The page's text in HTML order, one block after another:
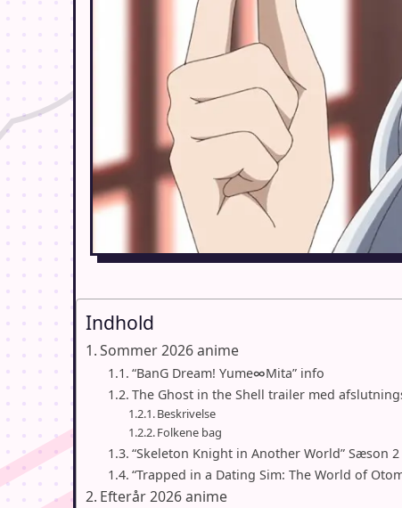
Indhold
Sommer 2026 anime
“BanG Dream! Yume∞Mita” info
The Ghost in the Shell trailer med
Beskrivelse
Folkene bag
“Skeleton Knight in Another World” Sæson
“Trapped in a Dating Sim: The World of
Efterår 2026 anime